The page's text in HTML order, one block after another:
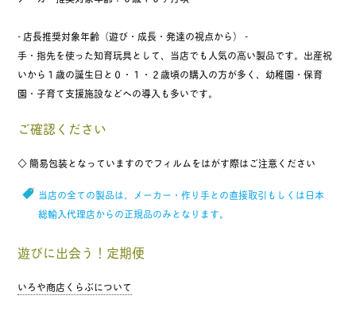
- 店長推奨対象年齢（遊び・成長・発達の視点から） -
手・指先を使った知育玩具として、当店でも人気の高い製品です。出産祝
いから１歳の誕生日と０・１・２歳頃の購入の方が多く、幼稚園・保育
園・子育て支援施設などへの導入も多いです。
ご確認ください
◇ 簡易包装となっていますのでフィルムをはがす際はご注意ください
当店の全ての製品は、メーカー・作り手との直接取引もしくは日本
総輸入代理店からの正規品のみとなります。
遊びに出会う！定期便
いろや商店くらぶについて